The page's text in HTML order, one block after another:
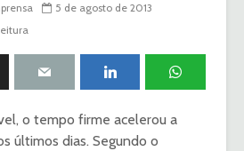
5 de agosto de 2013
o tempo firme acelerou a
últimos dias. Segundo o